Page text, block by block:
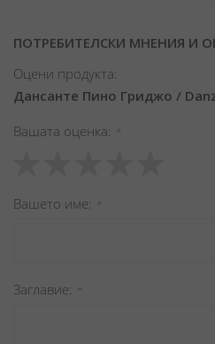
ПОТРЕБИТЕЛСКИ МНЕНИЯ И
Оцени продукта:
Дансанте Пино Гриджо /
Вашата оценка
star
stars
stars
stars
stars
Вашето име
Заглавиe